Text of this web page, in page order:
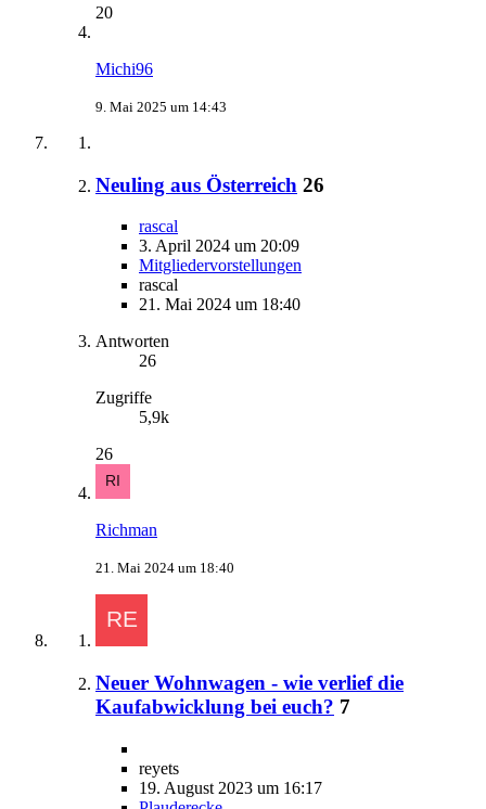
20
Michi96
9. Mai 2025 um 14:43
Neuling aus Österreich 26
rascal
3. April 2024 um 20:09
Mitgliedervorstellungen
rascal
21. Mai 2024 um 18:40
Antworten
26
Zugriffe
5,9k
26
Richman
21. Mai 2024 um 18:40
Neuer Wohnwagen - wie verlief die
Kaufabwicklung bei euch? 7
reyets
19. August 2023 um 16:17